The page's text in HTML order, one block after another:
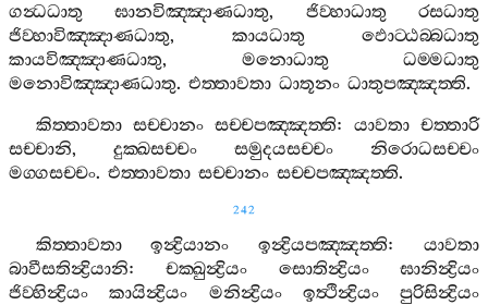
ගන්‍ධධාතු
ඝානවිඤ‍්ඤාණධාතු, ජිව‍්හාධාතු
රසධාතු
ජිව‍්හාවිඤ‍්ඤාණධාතු, කායධාතු
ඵොට‍්ඨබ‍්බධාතු
කායවිඤ‍්ඤාණධාතු, මනොධාතු
ධම‍්මධාතු
මනොවිඤ‍්ඤාණධාතු. එත‍්තාවතා ධාතූනං ධාතුපඤ‍්ඤත‍්ති.
කිත‍්තාවතා සච‍්චානං සච‍්චපඤ‍්ඤත‍්ති: යාවතා චත‍්තාරි
සච‍්චානි, දුක‍්ඛසච‍්චං සමුදයසච‍්චං
නිරොධසච‍්චං
මග‍්ගසච‍්චං. එත‍්තාවතා සච‍්චානං සච‍්චපඤ‍්ඤත‍්ති.
242
කිත‍්තාවතා ඉන්‍ද්‍රියානං ඉන්‍ද්‍රියපඤ‍්ඤත‍්ති:යාවතා
බාවීසතින්‍ද්‍රියානි:චක‍්ඛුන්‍ද්‍රියං සොතින්‍ද්‍රියං
ඝානින්‍ද්‍රියං
ජිව‍්හින්‍ද්‍රියං
කායින්‍ද්‍රියං මනින්‍ද්‍රියං ඉත්‍ථින්‍ද්‍රියං
පුරිසින්‍ද්‍රියං